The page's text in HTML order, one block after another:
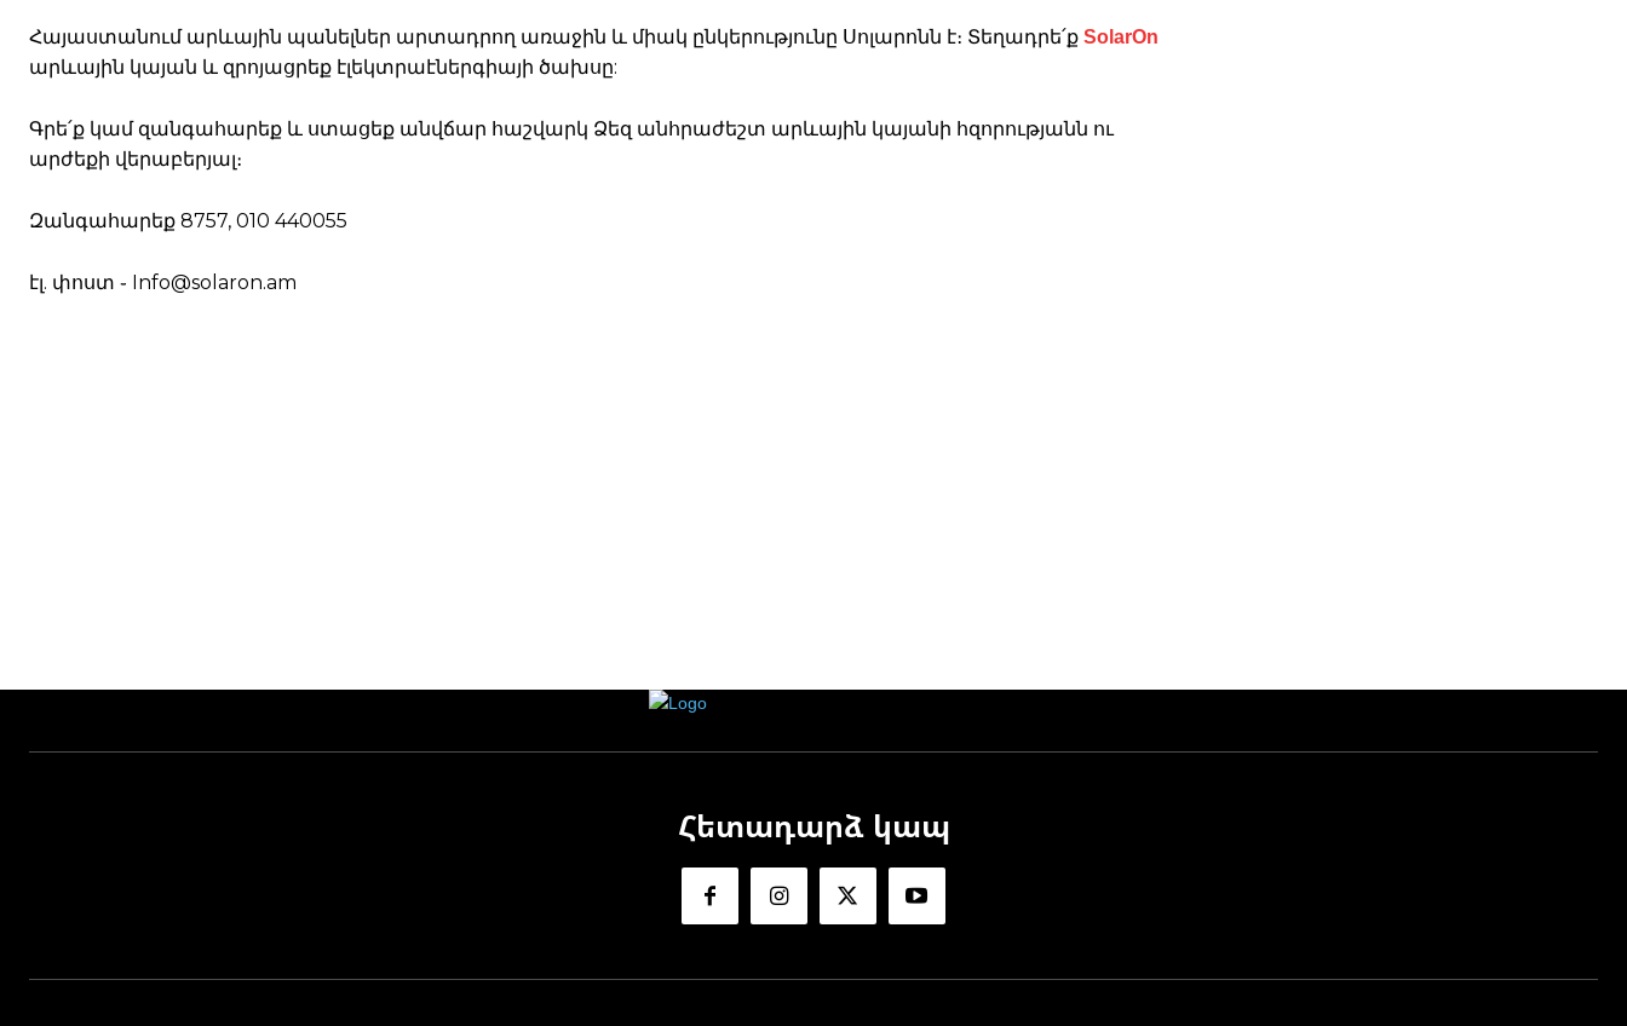
Հայաստանում արևային պանելներ արտադրող առաջին և միակ ընկերությունը Սոլարոնն է։ Տեղադրե՛ք SolarOn
արևային կայան և զրոյացրեք էլեկտրաէներգիայի ծախսը:
Գրե՛ք կամ զանգահարեք և ստացեք անվճար հաշվարկ Ձեզ անհրաժեշտ արևային կայանի հզորությանն ու
արժեքի վերաբերյալ։
Զանգահարեք 8757, 010 440055
էլ. փոստ ֊ Info@solaron.am
Հետադարձ կապ